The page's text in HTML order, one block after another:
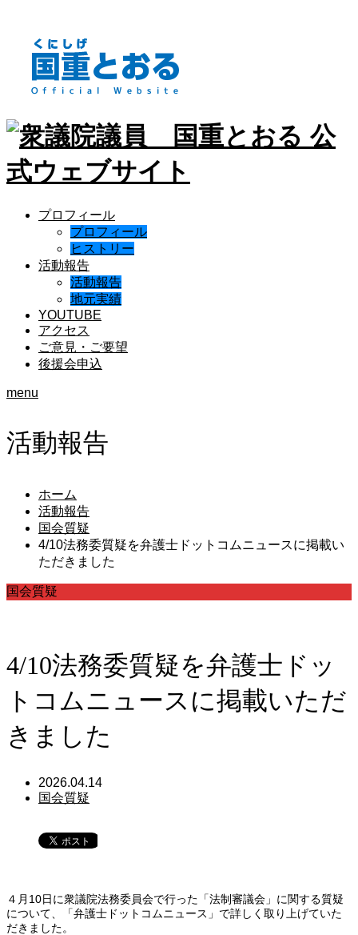
プロフィール
プロフィール
ヒストリー
活動報告
活動報告
地元実績
YOUTUBE
アクセス
ご意見・ご要望
後援会申込
menu
活動報告
ホーム
活動報告
国会質疑
4/10法務委質疑を弁護士ドットコムニュースに掲載い
ただきました
国会質疑
4/10法務委質疑を弁護士ドッ
トコムニュースに掲載いただ
きました
2026.04.14
国会質疑
４月10日に衆議院法務委員会で行った「法制審議会」に関する質疑
について、「弁護士ドットコムニュース」で詳しく取り上げていた
だきました。